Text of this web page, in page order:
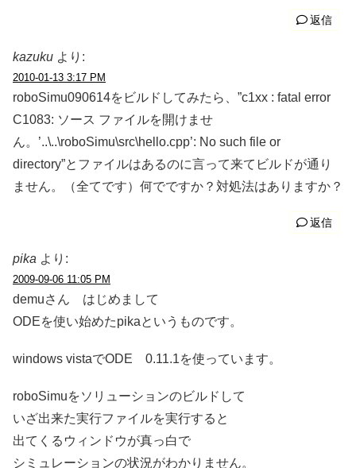
返信
kazuku より:
2010-01-13 3:17 PM
roboSimu090614をビルドしてみたら、”c1xx : fatal error
C1083: ソース ファイルを開けませ
ん。’..\..\roboSimu\src\hello.cpp’: No such file or
directory”とファイルはあるのに言って来てビルドが通り
ません。（全てです）何でですか？対処法はありますか？
返信
pika より:
2009-09-06 11:05 PM
demuさん はじめまして
ODEを使い始めたpikaというものです。
windows vistaでODE 0.11.1を使っています。
roboSimuをソリューションのビルドして
いざ出来た実行ファイルを実行すると
出てくるウィンドウが真っ白で
シミュレーションの状況がわかりません。